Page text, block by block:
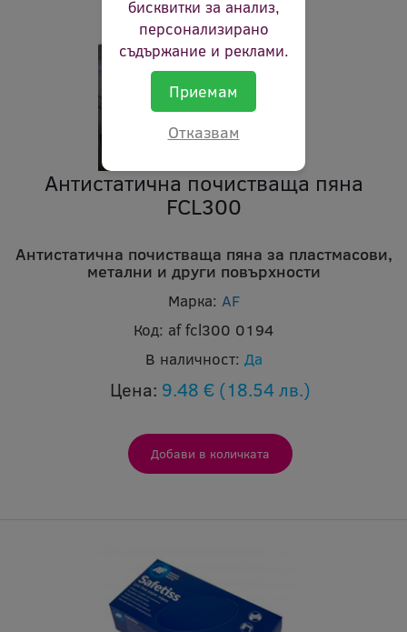
Антистатична почистваща пяна
FCL300
Антистатична почистваща пяна за пластмасови,
метални и други повърхности
Марка: AF
Код: af fcl300 0194
В наличност: Да
Цена: 9.48 € (18.54 лв.)
бисквитки за анализ,
персонализирано
съдържание и реклами.
Приемам
Отказвам